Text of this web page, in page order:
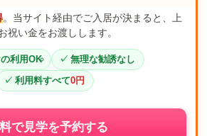
。当サイト経由でご入居が決まると、上
祝い金をお渡しします。
利用OK
無理な勧誘なし
利用料すべて0円
で見学を予約する